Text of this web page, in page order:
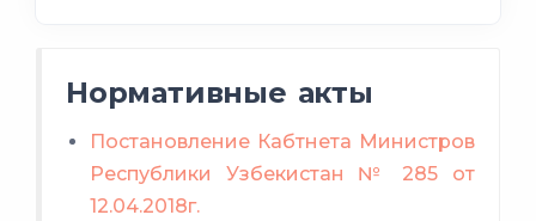
ухаживающие за ребенком
Нормативные акты
Постановление Кабтнета Министров
Республики Узбекистан № 285 от
12.04.2018г.